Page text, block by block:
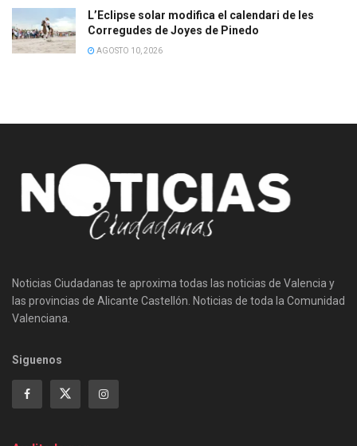
L’Eclipse solar modifica el calendari de les
Corregudes de Joyes de Pinedo
AGOSTO 10, 2026
Noticias Ciudadanas te aproxima todas las noticias de Valencia y
las provincias de Alicante Castellón. Noticias de toda la Comunidad
Valenciana.
Siguenos